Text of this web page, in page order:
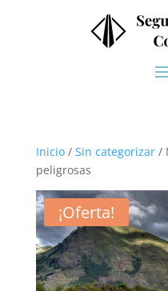
Inicio/ Sin categorizar/
peligrosas
¡Oferta!